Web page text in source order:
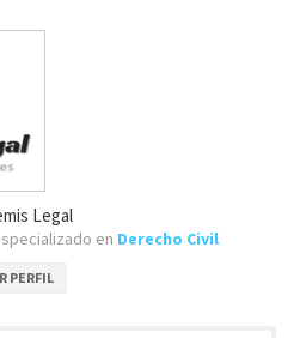
Legal
en Derecho Civil
PERFIL